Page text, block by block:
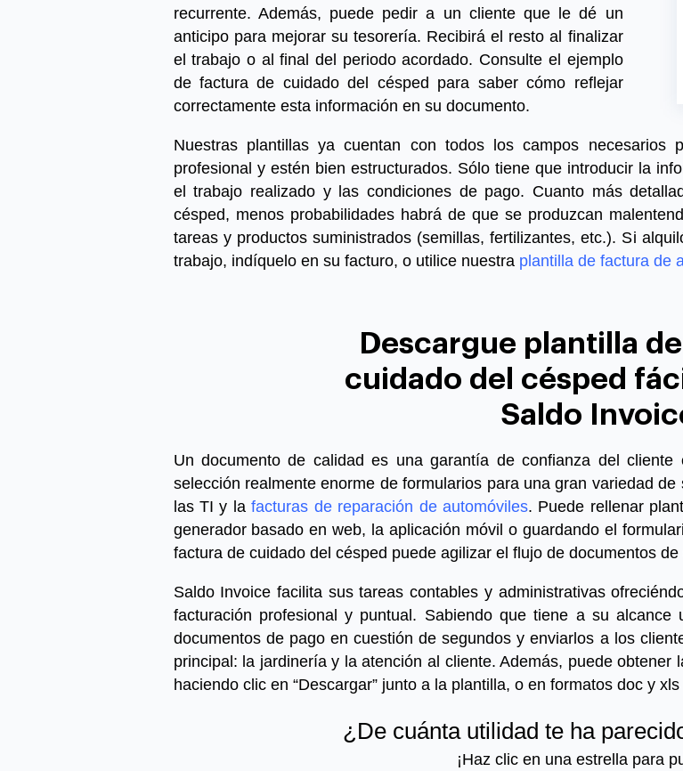
recurrente. Además, puede pedir a un cliente que le dé un
anticipo para mejorar su tesorería. Recibirá el resto al finalizar
el trabajo o al final del periodo acordado. Consulte el ejemplo
de factura de cuidado del césped para saber cómo reflejar
correctamente esta información en su documento.
Nuestras plantillas ya cuentan con todos los campos necesarios
profesional y estén bien estructurados. Sólo tiene que introducir la
el trabajo realizado y las condiciones de pago. Cuanto más
césped, menos probabilidades habrá de que se produzcan
tareas y productos suministrados (semillas, fertilizantes, etc.). Si
trabajo, indíquelo en su facturo, o utilice nuestra plantilla de factura de
Descargue plantilla
cuidado del césped
Saldo
Un documento de calidad es una garantía de confianza del
selección realmente enorme de formularios para una gran variedad
las TI y lafacturas de reparación de automóviles. Puede rellenar
generador basado en web, la aplicación móvil o guardando el
factura de cuidado del césped puede agilizar el flujo de documentos
Saldo Invoice facilita sus tareas contables y administrativas
facturación profesional y puntual. Sabiendo que tiene a su
documentos de pago en cuestión de segundos y enviarlos a los
principal: la jardinería y la atención al cliente.Además, puede obtener
haciendo clic en “Descargar” junto a la plantilla, o en formatos doc y
¿De cuánta utilidad te ha
¡Haz clic en una estrella para